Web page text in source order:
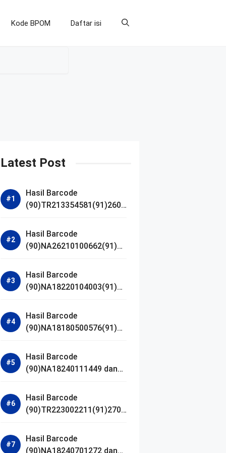
Kode BPOM Daftar isi
Latest Post
Hasil Barcode
(90)TR213354581(91)2607
Hasil Barcode
(90)NA26210100662(91)24
Hasil Barcode
(90)NA18220104003(91)25
Hasil Barcode
(90)NA18180500576(91)21
Hasil Barcode
(90)NA18240111449 dan
Hasil Barcode
(90)TR223002211(91)2701
Hasil Barcode
(90)NA18240701272 dan